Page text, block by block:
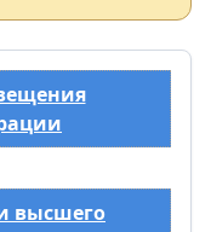
высшего